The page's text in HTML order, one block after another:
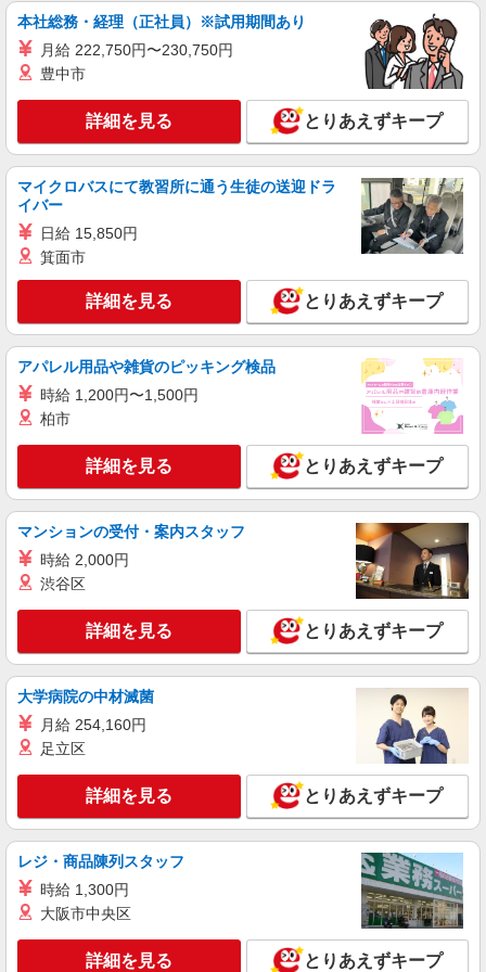
キープ 詳細を見る
アルバイト
コンパスグループ・ジャパン株式会社 21657_p
調理補助【アルバイト・パート】
時給1,300円以上 試用期間中 時給1,300円以上
(試用期間2ヶ月) 残業が発生した場合、残業代を1
分単位で別途支給します。
キャンパスヴィレッジ千歳烏山 （東京都世田
ＳＯＭＰＯケア ラヴィーレ 成城南
調理・食器洗浄・発注
時給1360円〜1510円 ※経験等による ★早朝時
給（5:00〜8:00）時給＋100円 ★希望収入があり
ましたら、ご相談いただければ希望条件に合うか
の確認もいたします。 ★時間外手当別途支給 ★上
記金額は働きがい向上手当を含みます。 ★働きが
い向上手当※26年6月改定（地域により異なる）
社会保険加入者は更に＋50円
東京都世田谷区喜多見3丁目5-5
キープ 詳細を見る
アルバイト パート
コンパスグループ・ジャパン株式会社 39417_p
調理師【アルバイト・パート】
時給1,600円以上 試用期間中 時給1,600円以上
(試用期間2ヶ月) 残業が発生した場合、残業代を1
分単位で別途支給します。
グランダ桜新町 （東京都世田谷区桜新町2-
12-4）
キープ 詳細を見る
ＳＯＭＰＯケア ラヴィーレ 二子玉川
調理・食器洗浄・発注
時給1360円〜1510円 ※経験等による ★早朝時
給（5:00〜8:00）時給＋100円 ★希望収入があり
ましたら、ご相談いただければ希望条件に合うか
の確認もいたします。 ★時間外手当別途支給 ★上
記金額は働きがい向上手当を含みます。 ★働きが
い向上手当※26年6月改定（地域により異なる）
社会保険加入者は更に＋50円
キープ 詳細を見る
本社総務・経理（正社員）※試用期間あり
月給 222,750円〜230,750円
豊中市
詳細を見る とりあえずキープ
マイクロバスにて教習所に通う生徒の送迎ドラ
イバー
日給 15,850円
箕面市
詳細を見る とりあえずキープ
アパレル用品や雑貨のピッキング検品
時給 1,200円〜1,500円
柏市
詳細を見る とりあえずキープ
マンションの受付・案内スタッフ
時給 2,000円
渋谷区
詳細を見る とりあえずキープ
大学病院の中材滅菌
月給 254,160円
足立区
詳細を見る とりあえずキープ
レジ・商品陳列スタッフ
時給 1,300円
大阪市中央区
詳細を見る とりあえずキープ